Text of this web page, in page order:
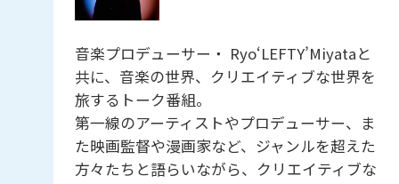
音楽プロデューサー・ Ryo‘LEFTY’Miyataと
共に、音楽の世界、クリエイティブな世界を
旅するトーク番組。
第一線のアーティストやプロデューサー、ま
た映画監督や漫画家など、ジャンルを超えた
方々たちと語らいながら、クリエイティブな